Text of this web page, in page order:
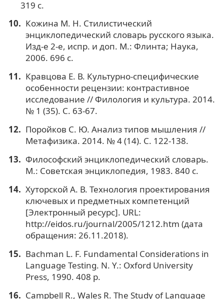
319 с.
Кожина М. Н. Стилистический
энциклопедический словарь русского языка.
Изд-е 2-е, испр. и доп. М.: Флинта; Наука,
2006. 696 с.
Кравцова Е. В. Культурно-специфические
особенности рецензии: контрастивное
исследование // Филология и культура. 2014.
№ 1 (35). С. 63-67.
Поройков С. Ю. Анализ типов мышления //
Метафизика. 2014. № 4 (14). С. 122-138.
Философский энциклопедический словарь.
М.: Советская энциклопедия, 1983. 840 с.
Хуторской А. В. Технология проектирования
ключевых и предметных компетенций
[Электронный ресурс]. URL:
http://eidos.ru/journal/2005/1212.htm (дата
обращения: 26.11.2018).
Bachman L. F. Fundamental Considerations in
Language Testing. N. Y.: Oxford University
Press, 1990. 408 p.
Campbell R., Wales R. The Study of Language